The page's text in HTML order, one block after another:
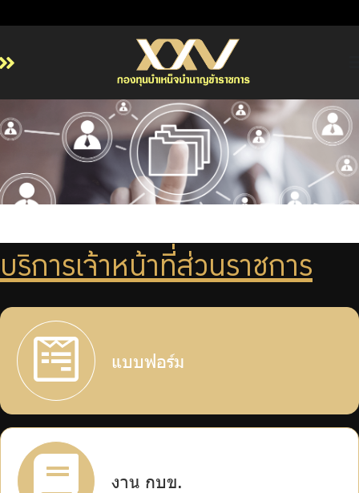
เกี่ยวกับ กบข.
ลงทุน
การบริหารความเสี่ยง
รายงานผลการดำเนินงาน
จัดซื้อจัดจ้าง
บริการเจ้าหน้าที่ส่วนราชการ
ร่วมงานกับเรา
บริการเจ้าหน้าที่ส่วนราชการ
แบบฟอร์ม
งาน กบข.